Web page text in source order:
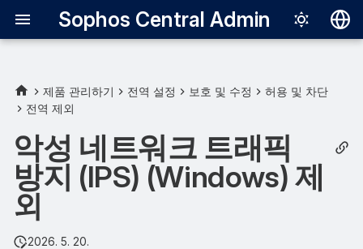
Sophos Central Admin
English
Français
Italiano
제품 관리하기 전역 설정 보호 및 수정
허용 및 차단
전역 제외
악성 네트워크 트래픽
방지 (IPS) (Windows) 제
외
2026. 5. 20.